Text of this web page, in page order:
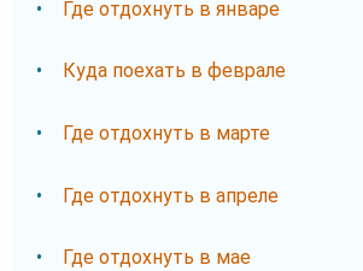
Где отдохнуть в январе
Куда поехать в феврале
Где отдохнуть в марте
Где отдохнуть в апреле
Где отдохнуть в мае